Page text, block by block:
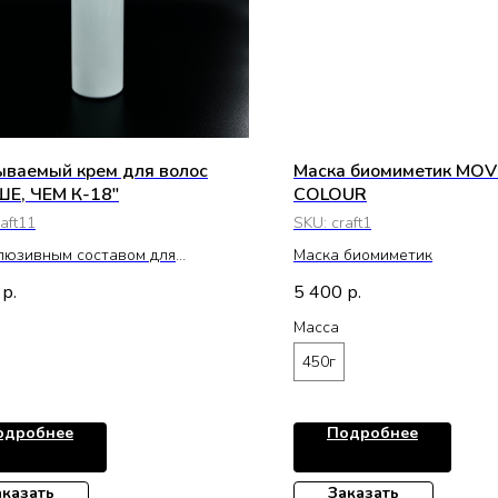
крем для волос
ЧЕМ К-18"
составом для
р.
Маска биомиметик
COLOUR
SKU: craft1
Маска биомиметик
5 400 р.
Масса
450г
Подробнее
Заказать